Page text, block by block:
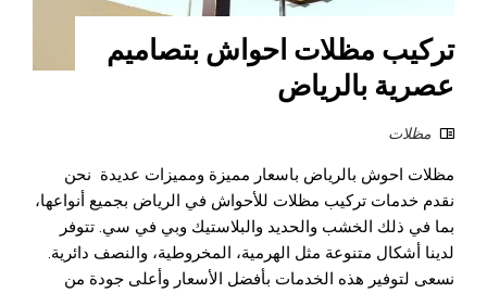
تركيب مظلات احواش بتصاميم
عصرية بالرياض
مظلات
مظلات احوش بالرياض باسعار مميزة ومميزات عديدة نحن
نقدم خدمات تركيب مظلات للأحواش في الرياض بجميع أنواعها،
بما في ذلك الخشب والحديد والبلاستيك وبي في سي. تتوفر
لدينا أشكال متنوعة مثل الهرمية، المخروطية، والنصف دائرية.
نسعى لتوفير هذه الخدمات بأفضل الأسعار وأعلى جودة من